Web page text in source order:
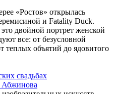
«Ростов» открылась
и Fatality Duck.
двойной портрет женской
все: от безусловной
теплых объятий до ядовитого
Абжинова